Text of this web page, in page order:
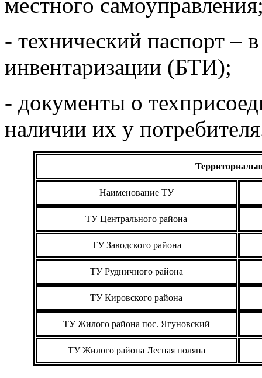
- технический паспорт –
инвентаризации (БТИ);
- документы о
наличии их у
Наименование ТУ
ТУ Центрального района
ТУ Заводского района
ТУ Рудничного района
ТУ Кировского района
ТУ Жилого района пос. Ягуновский
ТУ Жилого района Лесная поляна